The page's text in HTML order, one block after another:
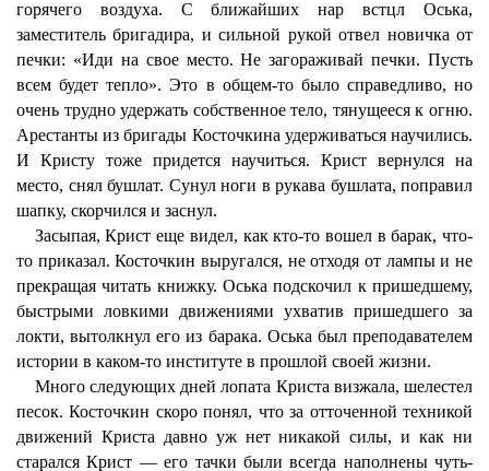
горячего воздуха. С ближайших нар встцл Оська,
заместитель бригадира, и сильной рукой отвел новичка от
печки: «Иди на свое место. Не загораживай печки. Пусть
всем будет тепло». Это в общем-то было справедливо, но
очень трудно удержать собственное тело, тянущееся к огню.
Арестанты из бригады Косточкина удерживаться научились.
И Кристу тоже придется научиться. Крист вернулся на
место, снял бушлат. Сунул ноги в рукава бушлата, поправил
шапку, скорчился и заснул.
Засыпая, Крист еще видел, как кто-то вошел в барак, что-
то приказал. Косточкин выругался, не отходя от лампы и не
прекращая читать книжку. Оська подскочил к пришедшему,
быстрыми ловкими движениями ухватив пришедшего за
локти, вытолкнул его из барака. Оська был преподавателем
истории в каком-то институте в прошлой своей жизни.
Много следующих дней лопата Криста визжала, шелестел
песок. Косточкин скоро понял, что за отточенной техникой
движений Криста давно уж нет никакой силы, и как ни
старался Крист — его тачки были всегда наполнены чуть-